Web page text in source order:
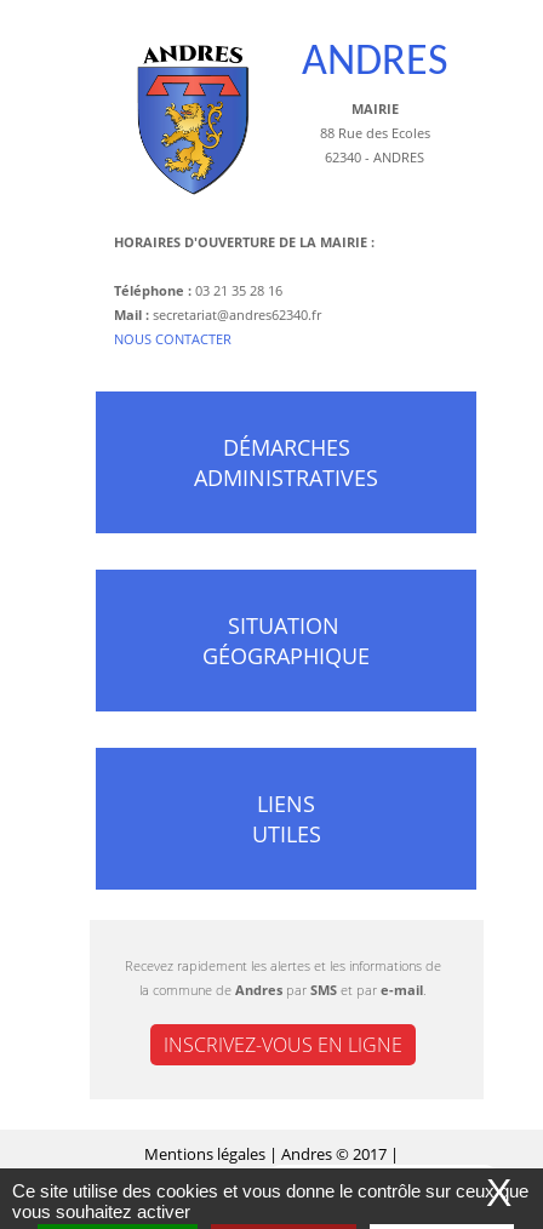
MASQUER CE MESSAGE
ANDRES
MAIRIE
88 Rue des Ecoles
62340 - ANDRES
HORAIRES D'OUVERTURE DE LA MAIRIE :
Téléphone : 03 21 35 28 16
Mail : secretariat@andres62340.fr
​NOUS CONTACTER
DÉMARCHES
ADMINISTRATIVES
SITUATION
GÉOGRAPHIQUE
LIENS
UTILES
Recevez rapidement les alertes et les informations de
la commune de Andres par SMS et par e-mail.
INSCRIVEZ-VOUS EN LIGNE
Mentions légales | Andres © 2017 |
Conception Citopia- Solution de site internet pour X
Ce site utilise des cookies et vous donne le contrôle sur ceux que
vous souhaitez activer